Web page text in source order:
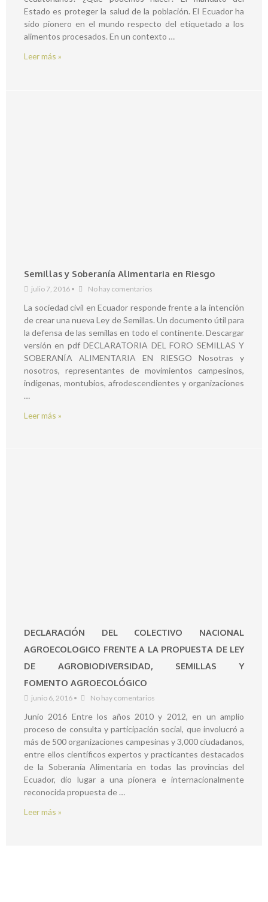
Estado es proteger la salud de la población. El Ecuador ha
sido pionero en el mundo respecto del etiquetado a los
alimentos procesados. En un contexto …
Leer más »
Semillas y Soberanía Alimentaria en Riesgo
julio 7, 2016 • No hay comentarios
La sociedad civil en Ecuador responde frente a la intención
de crear una nueva Ley de Semillas. Un documento útil para
la defensa de las semillas en todo el continente. Descargar
versión en pdf DECLARATORIA DEL FORO SEMILLAS Y
SOBERANÍA ALIMENTARIA EN RIESGO Nosotras y
nosotros, representantes de movimientos campesinos,
indígenas, montubios, afrodescendientes y organizaciones
…
Leer más »
DECLARACIÓN DEL COLECTIVO NACIONAL
AGROECOLOGICO FRENTE A LA PROPUESTA DE LEY
DE AGROBIODIVERSIDAD, SEMILLAS Y
FOMENTO AGROECOLÓGICO
junio 6, 2016 • No hay comentarios
Junio 2016 Entre los años 2010 y 2012, en un amplio
proceso de consulta y participación social, que involucró a
más de 500 organizaciones campesinas y 3,000 ciudadanos,
entre ellos científicos expertos y practicantes destacados
de la Soberanía Alimentaria en todas las provincias del
Ecuador, dio lugar a una pionera e internacionalmente
reconocida propuesta de …
Leer más »